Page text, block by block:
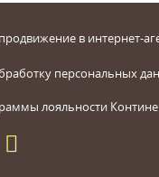
в интернет-
персональных
лояльности